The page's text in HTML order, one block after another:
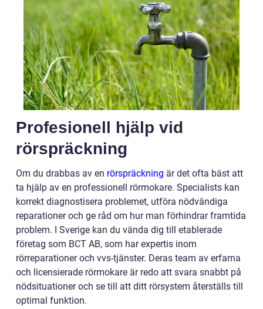
Profesionell hjälp vid
rörspräckning
Om du drabbas av en rörspräckning är det ofta bäst att
ta hjälp av en professionell rörmokare. Specialists kan
korrekt diagnostisera problemet, utföra nödvändiga
reparationer och ge råd om hur man förhindrar framtida
problem. I Sverige kan du vända dig till etablerade
företag som BCT AB, som har expertis inom
rörreparationer och vvs-tjänster. Deras team av erfarna
och licensierade rörmokare är redo att svara snabbt på
nödsituationer och se till att ditt rörsystem återställs till
optimal funktion.